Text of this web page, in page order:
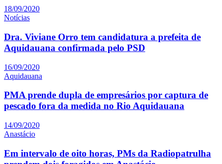
18/09/2020
Notícias
Dra. Viviane Orro tem candidatura a prefeita de
Aquidauana confirmada pelo PSD
16/09/2020
Aquidauana
PMA prende dupla de empresários por captura de
pescado fora da medida no Rio Aquidauana
14/09/2020
Anastácio
Em intervalo de oito horas, PMs da Radiopatrulha